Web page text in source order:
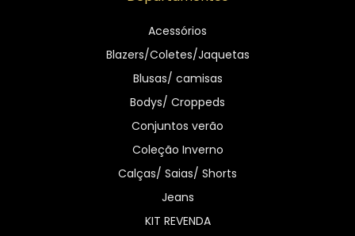
Acessórios
Blazers/Coletes/Jaquetas
Blusas/ camisas
Bodys/ Croppeds
Conjuntos verão
Coleção Inverno
Calças/ Saias/ Shorts
Jeans
KIT REVENDA